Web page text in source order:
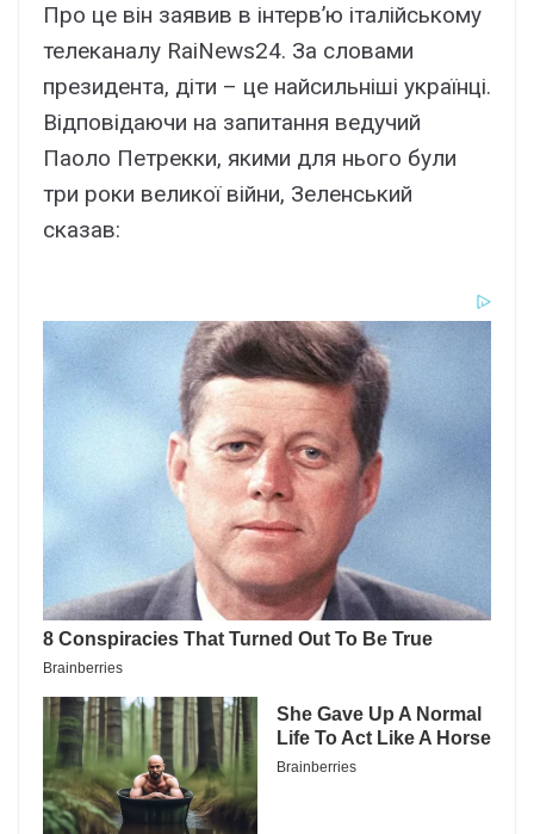
Про це він заявив в інтерв’ю італійському
телеканалу RaiNews24. За словами
президента, діти – це найсильніші українці.
Відповідаючи на запитання ведучий
Паоло Петрекки, якими для нього були
три роки великої війни, Зеленський
сказав: